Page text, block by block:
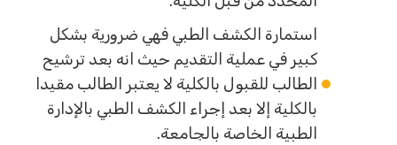
استمارة الكشف الطبي فهي ضرورية بشكل
كبير في عملية التقديم حيث انه بعد ترشيح
الطالب للقبول بالكلية لا يعتبر الطالب مقيدا
بالكلية إلا بعد إجراء الكشف الطبي بالإدارة
الطبية الخاصة بالجامعة.